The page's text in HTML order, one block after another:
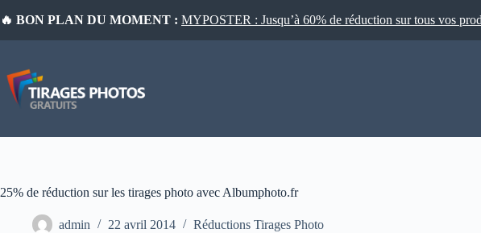
au
🔥 BON PLAN DU MOMENT : MYPOSTER : Jusqu’à 60% de réduction sur tous vos
25% de réduction sur les tirages photo avec Albumphoto.fr
admin 22 avril 2014 Réductions Tirages Photo